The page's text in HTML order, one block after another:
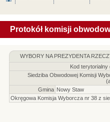
Protokół komisji
WYBORY NA PREZYDENTA
Kod terytorialny
Siedziba Obwodowej Komisji
Gmina Nowy Staw
Okręgowa Komisja Wyborcza nr 38 z